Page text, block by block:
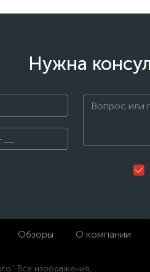
Нужна
Обзоры О компании
Все изображения,